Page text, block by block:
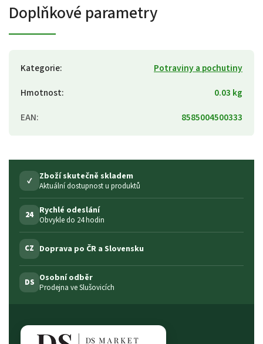
Doplňkové parametry
Kategorie:
Potraviny a pochutiny
Hmotnost:
0.03 kg
EAN: 8585004500333
✓ Zboží skutečně skladem
Aktuální dostupnost u produktů
24 Rychlé odeslání
Obvykle do 24 hodin
CZ Doprava po ČR a Slovensku
DS Osobní odběr
Prodejna ve Slušovicích